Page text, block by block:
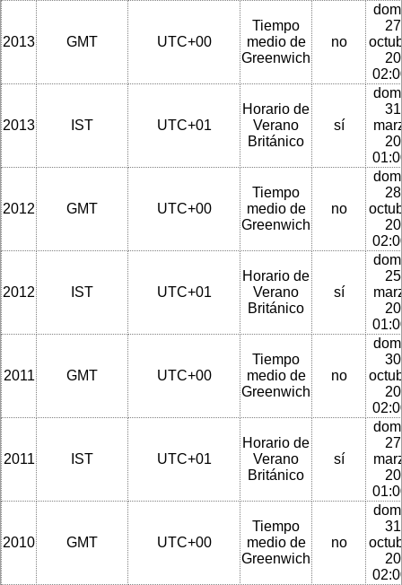
2013 GMT UTC+00
Tiempo
medio de
Greenwich
no
2013 IST UTC+01
Horario de
Verano
Británico
sí
2012 GMT UTC+00
Tiempo
medio de
Greenwich
no
2012 IST UTC+01
Horario de
Verano
Británico
sí
2011 GMT UTC+00
Tiempo
medio de
Greenwich
no
2011 IST UTC+01
Horario de
Verano
Británico
sí
2010 GMT UTC+00
Tiempo
medio de
Greenwich
no